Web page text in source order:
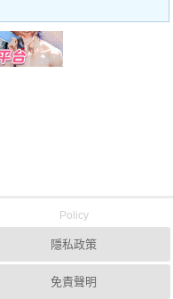
Policy
隱私政策
免責聲明